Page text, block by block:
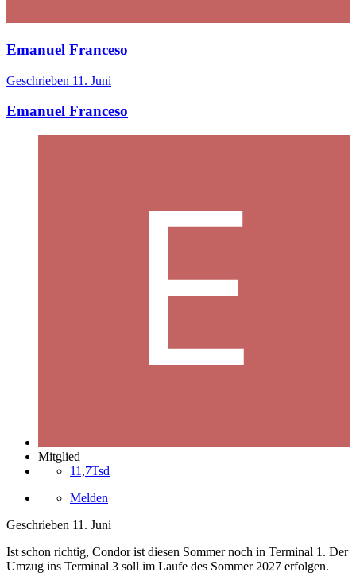
Emanuel Franceso
Geschrieben 11. Juni
Emanuel Franceso
Mitglied
11,7Tsd
Melden
Geschrieben 11. Juni
Ist schon richtig, Condor ist diesen Sommer noch in Terminal 1. Der
Umzug ins Terminal 3 soll im Laufe des Sommer 2027 erfolgen.